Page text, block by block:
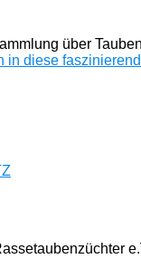
über
in diese